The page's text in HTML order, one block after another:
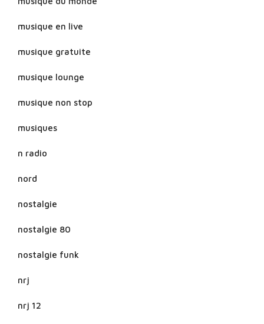
musique en live
musique gratuite
musique lounge
musique non stop
musiques
n radio
nord
nostalgie
nostalgie 80
nostalgie funk
nrj
nrj 12